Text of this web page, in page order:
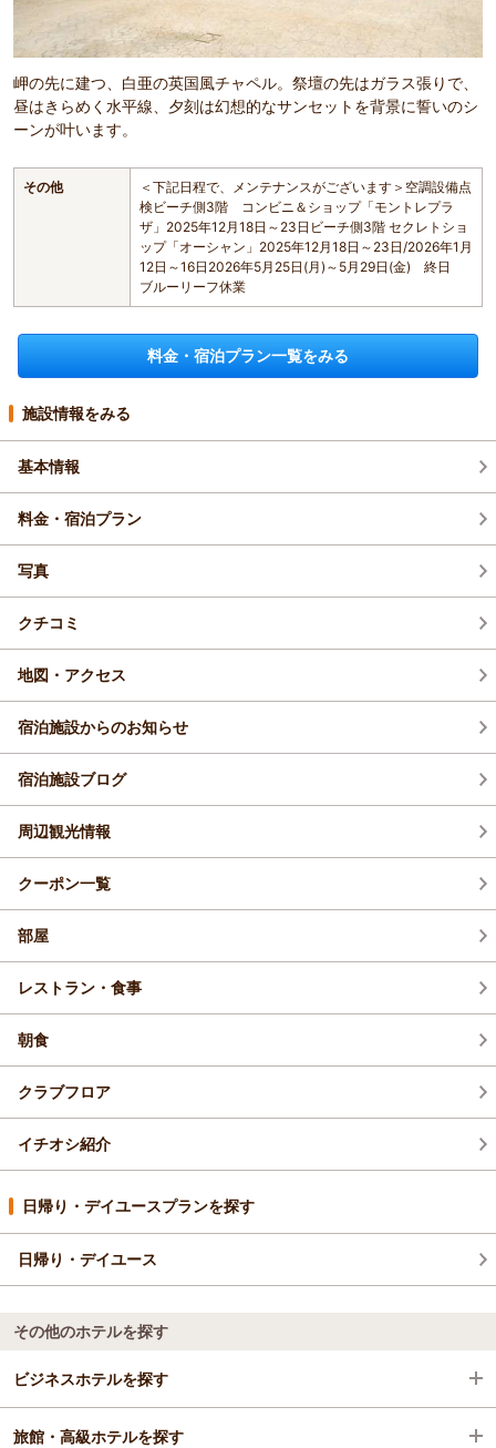
岬の先に建つ、白亜の英国風チャペル。祭壇の先はガラス張りで、
昼はきらめく水平線、夕刻は幻想的なサンセットを背景に誓いのシ
ーンが叶います。
その他
＜下記日程で、メンテナンスがございます＞空調設備点
検ビーチ側3階 コンビニ＆ショップ「モントレプラ
ザ」2025年12月18日～23日ビーチ側3階 セクレトショ
ップ「オーシャン」2025年12月18日～23日/2026年1月
12日～16日2026年5月25日(月)～5月29日(金) 終日
ブルーリーフ休業
料金・宿泊プラン一覧をみる
施設情報をみる
基本情報
料金・宿泊プラン
写真
クチコミ
地図・アクセス
宿泊施設からのお知らせ
宿泊施設ブログ
周辺観光情報
クーポン一覧
部屋
レストラン・食事
朝食
クラブフロア
イチオシ紹介
日帰り・デイユースプランを探す
日帰り・デイユース
その他のホテルを探す
ビジネスホテルを探す
沖縄県
旅館・高級ホテルを探す